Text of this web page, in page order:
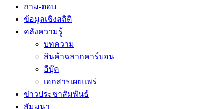
ถาม-ตอบ
ข้อมูลเชิงสถิติ
คลังความรู้
บทความ
สินค้าฉลากคาร์บอน
อีบุ๊ค
เอกสารเผยแพร่
ข่าวประชาสัมพันธ์
สัมมนา